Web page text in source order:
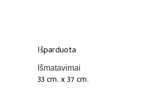
Išparduota
Išmatavimai
33 cm. x 37 cm.